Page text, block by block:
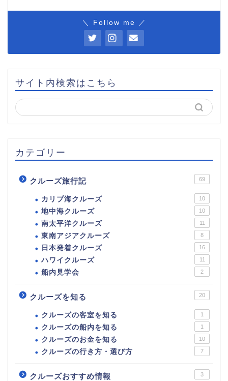
＼ Follow me ／
サイト内検索はこちら
カテゴリー
クルーズ旅行記 69
カリブ海クルーズ 10
地中海クルーズ 10
南太平洋クルーズ 11
東南アジアクルーズ 8
日本発着クルーズ 16
ハワイクルーズ 11
船内見学会 2
クルーズを知る 20
クルーズの客室を知る 1
クルーズの船内を知る 1
クルーズのお金を知る 10
クルーズの行き方・選び方 7
クルーズおすすめ情報 3